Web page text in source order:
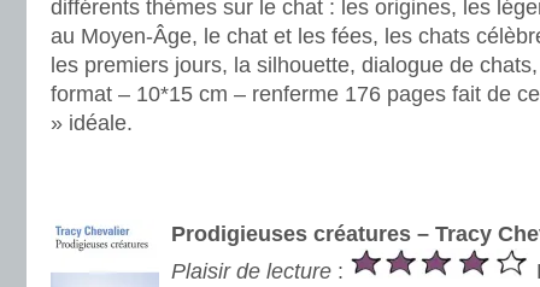
différents thèmes sur le chat : les origines, les
au Moyen-Âge, le chat et les fées, les chats
les premiers jours, la silhouette, dialogue de
format – 10*15 cm – renferme 176 pages fait de
» idéale.
Prodigieuses créatures – Tracy
Plaisir de lecture :